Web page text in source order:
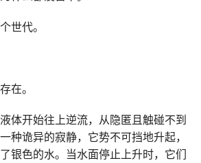
世代。
在。
体开始往上逆流，从隐匿且触碰不到
种诡异的寂静，它势不可挡地升起，
银色的水。当水面停止上升时，它们